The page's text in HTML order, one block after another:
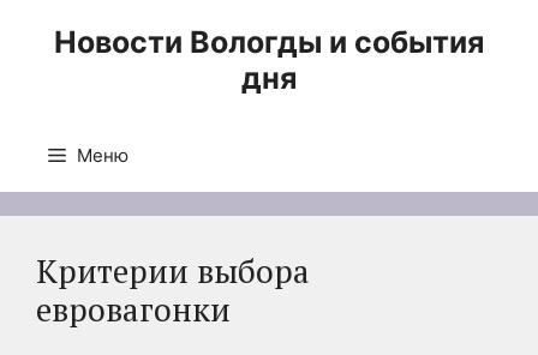
Новости Вологды и события
дня
Меню
Критерии выбора
евровагонки